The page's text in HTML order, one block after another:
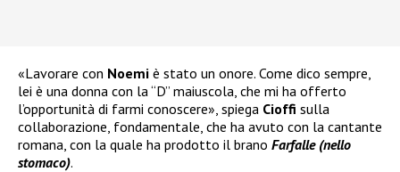
«Lavorare con Noemi è stato un onore. Come dico sempre,
lei è una donna con la “D” maiuscola, che mi ha offerto
l’opportunità di farmi conoscere», spiega Cioffi sulla
collaborazione, fondamentale, che ha avuto con la cantante
romana, con la quale ha prodotto il brano Farfalle (nello
stomaco).